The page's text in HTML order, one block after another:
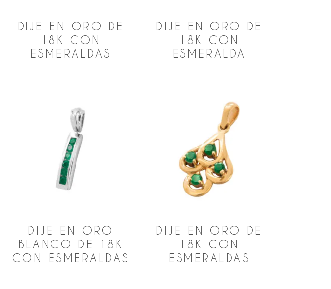
DIJE EN ORO DE
18K CON
ESMERALDAS
DIJE EN ORO DE
18K CON
ESMERALDA
DIJE EN ORO
BLANCO DE 18K
CON ESMERALDAS
DIJE EN ORO DE
18K CON
ESMERALDAS